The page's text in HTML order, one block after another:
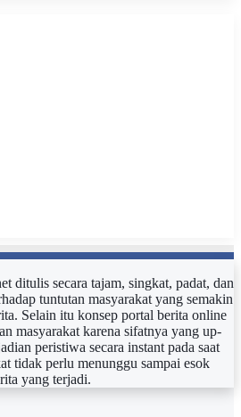
ditulis secara tajam, singkat, padat, dan
tuntutan masyarakat yang semakin
Selain itu konsep portal berita online
masyarakat karena sifatnya yang up-
peristiwa secara instant pada saat
tidak perlu menunggu sampai esok
yang terjadi.